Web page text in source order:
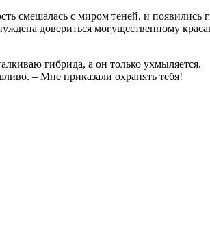
смешалась с миром теней, и
довериться могущественному
гибрида, а он только ухмыляется.
– Мне приказали охранять тебя!